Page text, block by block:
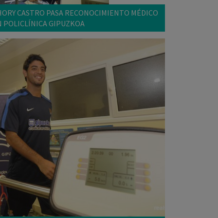
CASTRO PASA RECONOCIMIENTO MÉDICO
POLICLÍNICA GIPUZKOA